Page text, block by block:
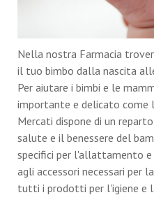
Nella nostra Farmacia
il tuo bimbo dalla nascita
Per aiutare i bimbi e le
importante e delicato come
Mercati dispone di un
salute e il benessere del
specifici per l'allattamento
agli accessori necessari per
tutti i prodotti per l'igiene e